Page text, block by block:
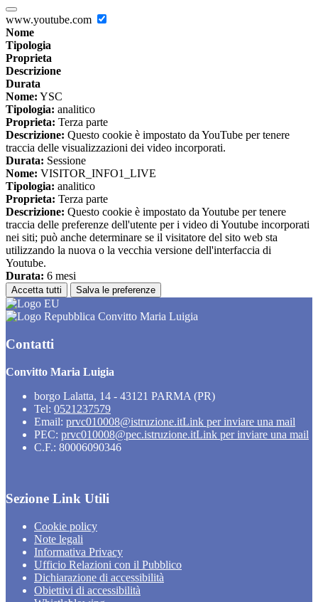
www.youtube.com
Nome
Tipologia
Proprieta
Descrizione
Durata
Nome: YSC
Tipologia: analitico
Proprieta: Terza parte
Descrizione: Questo cookie è impostato da YouTube per tenere
traccia delle visualizzazioni dei video incorporati.
Durata: Sessione
Nome: VISITOR_INFO1_LIVE
Tipologia: analitico
Proprieta: Terza parte
Descrizione: Questo cookie è impostato da Youtube per tenere
traccia delle preferenze dell'utente per i video di Youtube incorporati
nei siti; può anche determinare se il visitatore del sito web sta
utilizzando la nuova o la vecchia versione dell'interfaccia di
Youtube.
Durata: 6 mesi
Accetta tutti Salva le preferenze
Convitto Maria Luigia
Contatti
Convitto Maria Luigia
borgo Lalatta, 14 - 43121 PARMA (PR)
Tel: 0521237579
Email: prvc010008@istruzione.itLink per inviare una mail
PEC: prvc010008@pec.istruzione.itLink per inviare una mail
C.F.: 80006090346
Sezione Link Utili
Cookie policy
Note legali
Informativa Privacy
Ufficio Relazioni con il Pubblico
Dichiarazione di accessibilità
Obiettivi di accessibilità